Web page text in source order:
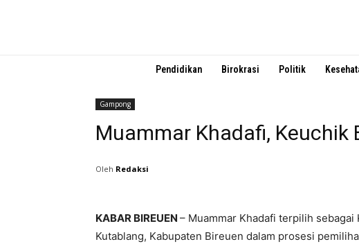
Pendidikan Birokrasi Politik
Gampong
Muammar Khadafi, Keuchik
Oleh Redaksi
KABAR BIREUEN – Muammar Khadafi terpilih sebagai
Kutablang, Kabupaten Bireuen dalam prosesi